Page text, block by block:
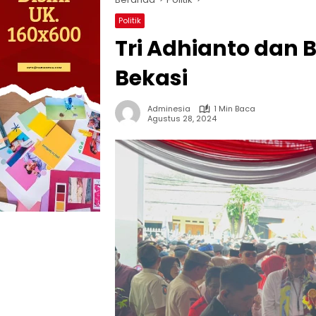
Politik
Tri Adhianto dan
Bekasi
Adminesia
1 Min Baca
Agustus 28, 2024